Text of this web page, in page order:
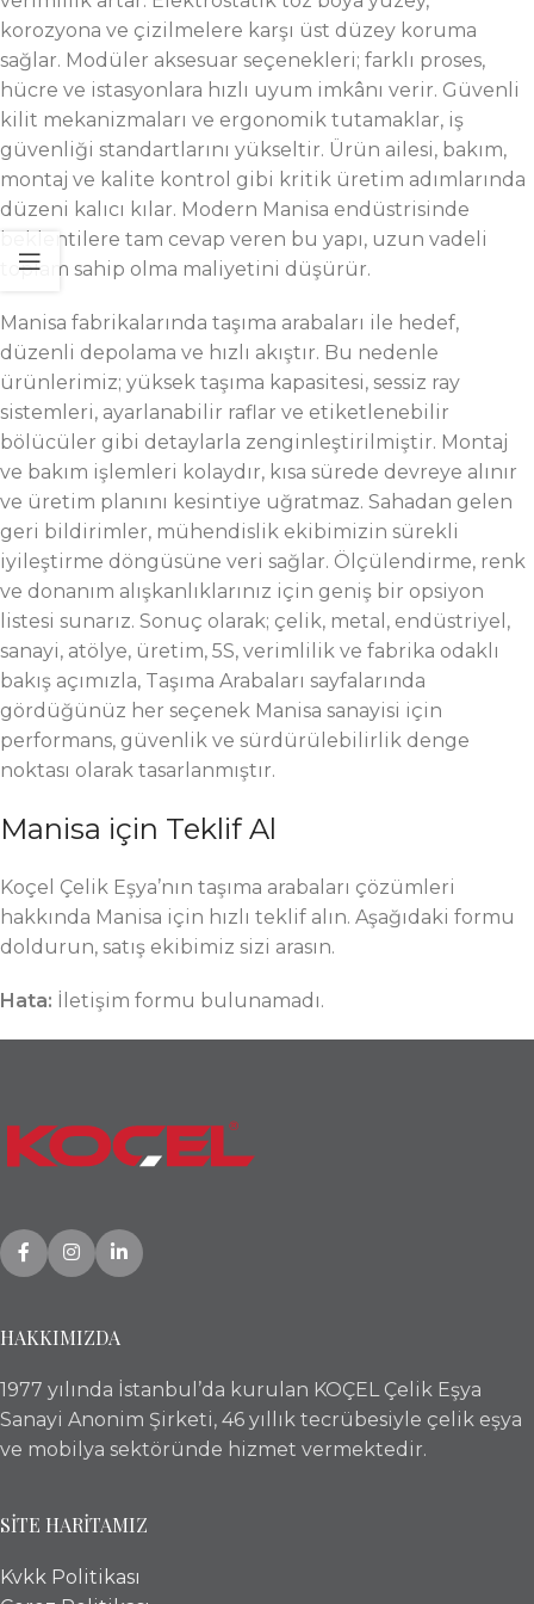
korozyona ve çizilmelere karşı üst düzey koruma
sağlar. Modüler aksesuar seçenekleri; farklı proses,
hücre ve istasyonlara hızlı uyum imkânı verir. Güvenli
kilit mekanizmaları ve ergonomik tutamaklar, iş
güvenliği standartlarını yükseltir. Ürün ailesi, bakım,
montaj ve kalite kontrol gibi kritik üretim adımlarında
düzeni kalıcı kılar. Modern Manisa endüstrisinde
beklentilere tam cevap veren bu yapı, uzun vadeli
toplam sahip olma maliyetini düşürür.
Manisa fabrikalarında taşıma arabaları ile hedef,
düzenli depolama ve hızlı akıştır. Bu nedenle
ürünlerimiz; yüksek taşıma kapasitesi, sessiz ray
sistemleri, ayarlanabilir raflar ve etiketlenebilir
bölücüler gibi detaylarla zenginleştirilmiştir. Montaj
ve bakım işlemleri kolaydır, kısa sürede devreye alınır
ve üretim planını kesintiye uğratmaz. Sahadan gelen
geri bildirimler, mühendislik ekibimizin sürekli
iyileştirme döngüsüne veri sağlar. Ölçülendirme, renk
ve donanım alışkanlıklarınız için geniş bir opsiyon
listesi sunarız. Sonuç olarak; çelik, metal, endüstriyel,
sanayi, atölye, üretim, 5S, verimlilik ve fabrika odaklı
bakış açımızla, Taşıma Arabaları sayfalarında
gördüğünüz her seçenek Manisa sanayisi için
performans, güvenlik ve sürdürülebilirlik denge
noktası olarak tasarlanmıştır.
Manisa için Teklif Al
Koçel Çelik Eşya’nın taşıma arabaları çözümleri
hakkında Manisa için hızlı teklif alın. Aşağıdaki formu
doldurun, satış ekibimiz sizi arasın.
Hata: İletişim formu bulunamadı.
HAKKIMIZDA
1977 yılında İstanbul’da kurulan KOÇEL Çelik Eşya
Sanayi Anonim Şirketi, 46 yıllık tecrübesiyle çelik eşya
ve mobilya sektöründe hizmet vermektedir.
SİTE HARİTAMIZ
Kvkk Politikası